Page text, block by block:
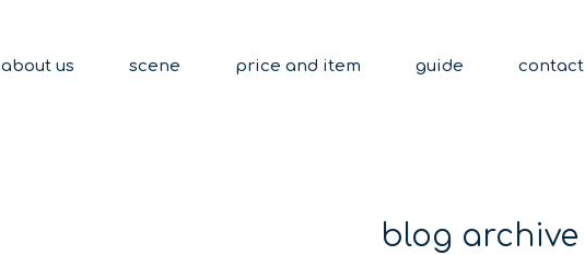
about us scene price and item guide contact
blog archive